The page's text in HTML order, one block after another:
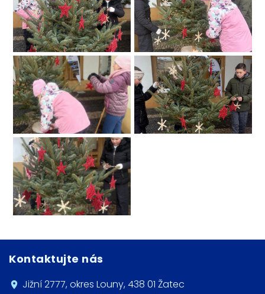
Kontaktujte nás
Jižní 2777, okres Louny, 438 01 Žatec